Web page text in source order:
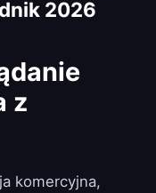
2026
z
komercyjna,